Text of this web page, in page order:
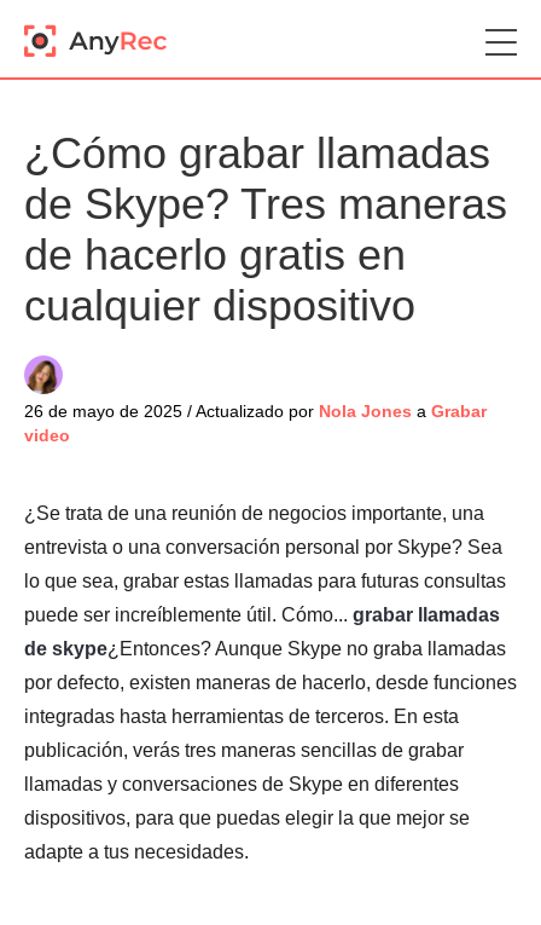
¿Cómo grabar llamadas
de Skype? Tres maneras
de hacerlo gratis en
cualquier dispositivo
26 de mayo de 2025 / Actualizado por Nola Jones a Grabar
video
¿Se trata de una reunión de negocios importante, una
entrevista o una conversación personal por Skype? Sea
lo que sea, grabar estas llamadas para futuras consultas
puede ser increíblemente útil. Cómo... grabar llamadas
de skype¿Entonces? Aunque Skype no graba llamadas
por defecto, existen maneras de hacerlo, desde funciones
integradas hasta herramientas de terceros. En esta
publicación, verás tres maneras sencillas de grabar
llamadas y conversaciones de Skype en diferentes
dispositivos, para que puedas elegir la que mejor se
adapte a tus necesidades.